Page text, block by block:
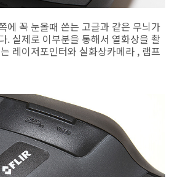
에 꼭 눈올때 쓴는 고글과 같은 무늬가
. 실제로 이부분을 통해서 열화상을 촬
레이저포인터와 실화상카메라 , 램프